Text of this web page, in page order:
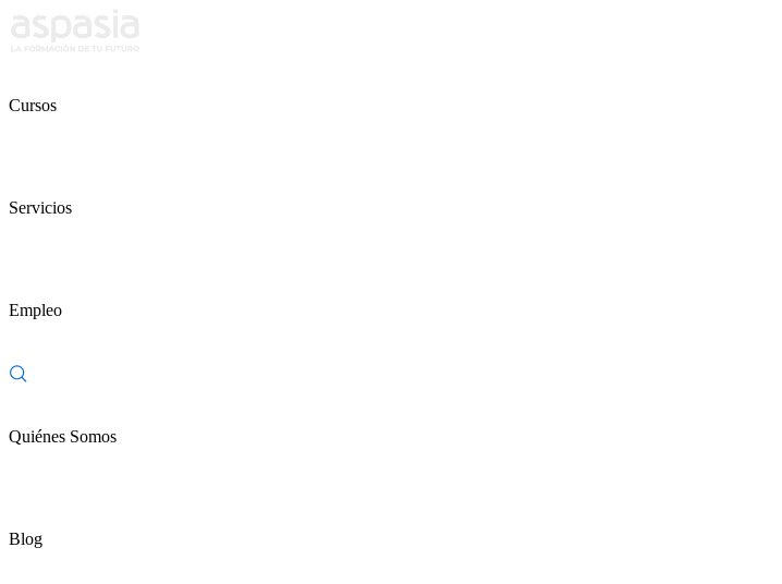
Cursos
Servicios
Empleo
Quiénes Somos
Blog